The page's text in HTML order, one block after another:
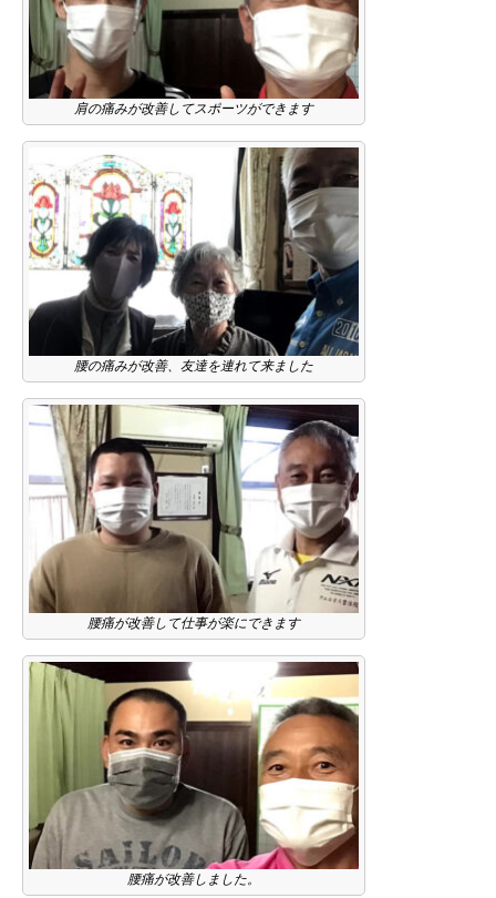
肩の痛みが改善してスポーツができます
腰の痛みが改善、友達を連れて来ました
腰痛が改善して仕事が楽にできます
腰痛が改善しました。